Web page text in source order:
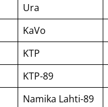
Ura
KaVo
KTP
KTP-89
Namika Lahti-89